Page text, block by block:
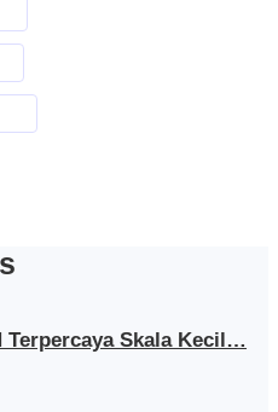
Terpercaya Skala Kecil…